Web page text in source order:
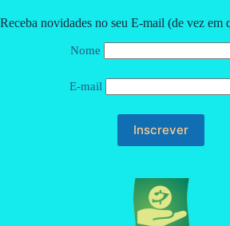
Receba novidades no seu E-mail (de vez em
Nome
E-mail